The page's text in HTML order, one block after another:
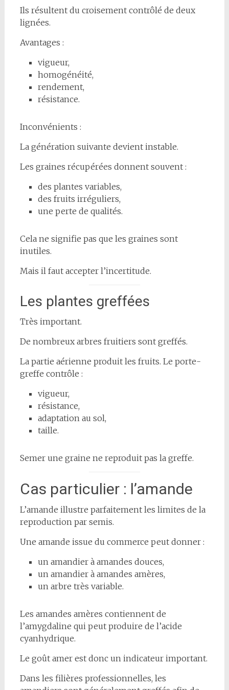
Ils résultent du croisement contrôlé de deux
lignées.
Avantages :
vigueur,
homogénéité,
rendement,
résistance.
Inconvénients :
La génération suivante devient instable.
Les graines récupérées donnent souvent :
des plantes variables,
des fruits irréguliers,
une perte de qualités.
Cela ne signifie pas que les graines sont
inutiles.
Mais il faut accepter l’incertitude.
Les plantes greffées
Très important.
De nombreux arbres fruitiers sont greffés.
La partie aérienne produit les fruits. Le porte-
greffe contrôle :
vigueur,
résistance,
adaptation au sol,
taille.
Semer une graine ne reproduit pas la greffe.
Cas particulier : l’amande
L’amande illustre parfaitement les limites de la
reproduction par semis.
Une amande issue du commerce peut donner :
un amandier à amandes douces,
un amandier à amandes amères,
un arbre très variable.
Les amandes amères contiennent de
l’amygdaline qui peut produire de l’acide
cyanhydrique.
Le goût amer est donc un indicateur important.
Dans les filières professionnelles, les